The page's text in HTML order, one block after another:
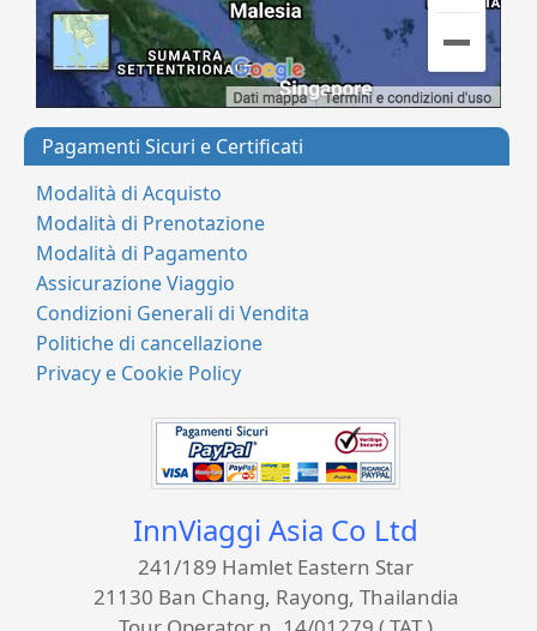
Pagamenti Sicuri e Certificati
Modalità di Acquisto
Modalità di Prenotazione
Modalità di Pagamento
Assicurazione Viaggio
Condizioni Generali di Vendita
Politiche di cancellazione
Privacy e Cookie Policy
InnViaggi Asia Co Ltd
241/189 Hamlet Eastern Star
21130 Ban Chang, Rayong, Thailandia